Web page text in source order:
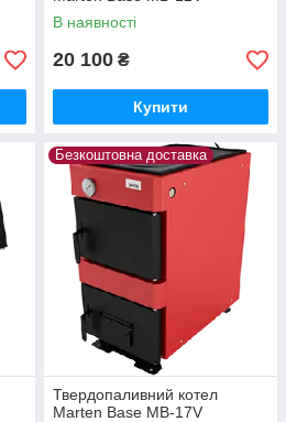
В наявності
20 100 ₴
Купити
Безкоштовна доставка
Твердопаливний котел
Marten Base MB-17V